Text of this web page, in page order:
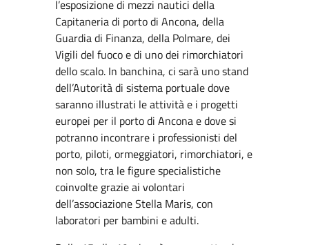
l’esposizione di mezzi nautici della
Capitaneria di porto di Ancona, della
Guardia di Finanza, della Polmare, dei
Vigili del fuoco e di uno dei rimorchiatori
dello scalo. In banchina, ci sarà uno stand
dell’Autorità di sistema portuale dove
saranno illustrati le attività e i progetti
europei per il porto di Ancona e dove si
potranno incontrare i professionisti del
porto, piloti, ormeggiatori, rimorchiatori, e
non solo, tra le figure specialistiche
coinvolte grazie ai volontari
dell’associazione Stella Maris, con
laboratori per bambini e adulti.